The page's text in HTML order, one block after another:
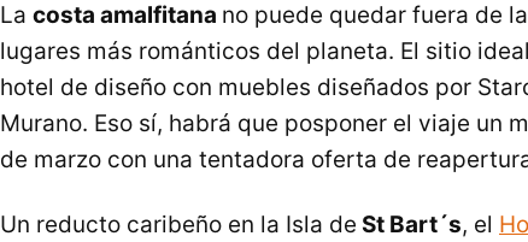
La costa amalfitana no puede quedar fuera de
lugares más románticos del planeta. El sitio
hotel de diseño con muebles diseñados por
Murano. Eso sí, habrá que posponer el viaje un
de marzo con una tentadora oferta de
Un reducto caribeño en la Isla de St Bart´s, el